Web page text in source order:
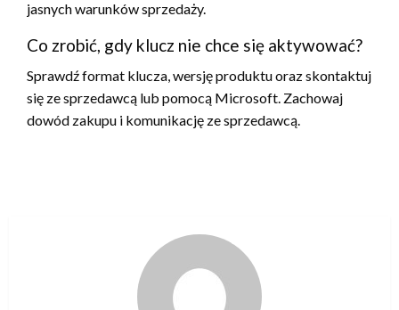
jasnych warunków sprzedaży.
Co zrobić, gdy klucz nie chce się aktywować?
Sprawdź format klucza, wersję produktu oraz skontaktuj
się ze sprzedawcą lub pomocą Microsoft. Zachowaj
dowód zakupu i komunikację ze sprzedawcą.